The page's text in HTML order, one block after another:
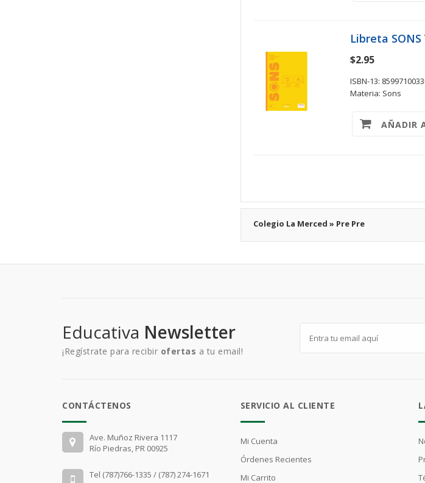
Libreta
$2.95
ISBN-13:
Materia: Sons
AÑADIR
Colegio La Merced » Pre Pre
Educativa Newsletter
¡Regístrate para recibir ofertas a tu email!
CONTÁCTENOS
Ave. Muñoz Rivera 1117
Río Piedras, PR 00925
Tel (787)766-1335 / (787) 274-1671
SERVICIO AL CLIENTE
Mi Cuenta
Órdenes Recientes
Mi Carrito